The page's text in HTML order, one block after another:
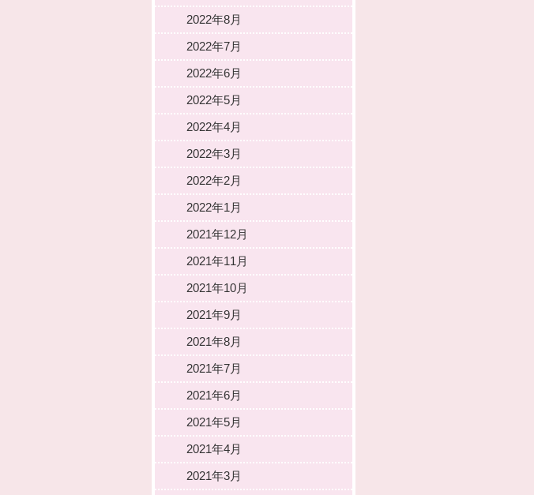
2022年8月
2022年7月
2022年6月
2022年5月
2022年4月
2022年3月
2022年2月
2022年1月
2021年12月
2021年11月
2021年10月
2021年9月
2021年8月
2021年7月
2021年6月
2021年5月
2021年4月
2021年3月